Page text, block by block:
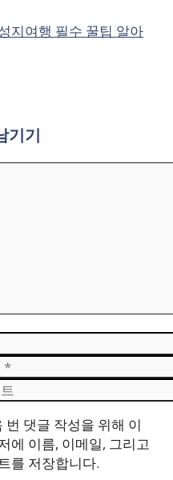
지여행 필수 꿀팁 알아
기기
번 댓글 작성을 위해 이
에 이름, 이메일, 그리고
를 저장합니다.